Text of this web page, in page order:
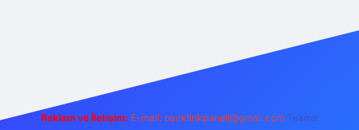
https://www.betexper.xyz/
Reklam ve İletişim: E-mail: backlinkpaneli@gmail.com Teams: